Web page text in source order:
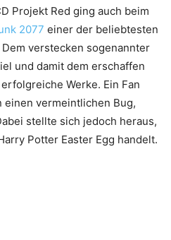
Projekt Red ging auch beim
2077 einer der beliebtesten
verstecken sogenannter
und damit dem erschaffen
Werke. Ein Fan
vermeintlichen Bug,
stellte sich jedoch heraus,
Potter Easter Egg handelt.